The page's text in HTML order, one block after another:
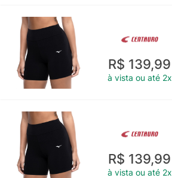
R$ 139,99
à vista ou até 2x
R$ 139,99
à vista ou até 2x